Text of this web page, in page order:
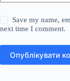
Save my name,
next time I comment.
Опублікувати